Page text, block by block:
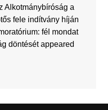
Alkotmánybíróság a
fele indítvány híján
fél mondat
döntését appeared